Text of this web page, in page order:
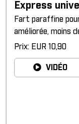
Express
Fart paraffine
améliorée, moins
Prix: EUR 10,90
VIDÉO